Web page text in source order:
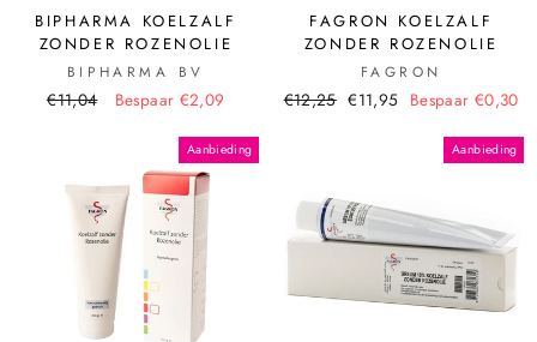
BIPHARMA KOELZALF
ZONDER ROZENOLIE
BIPHARMA BV
€11,04 Bespaar €2,09
FAGRON KOELZALF
ZONDER ROZENOLIE
FAGRON
€12,25 €11,95 Bespaar €0,30
Aanbieding Aanbieding